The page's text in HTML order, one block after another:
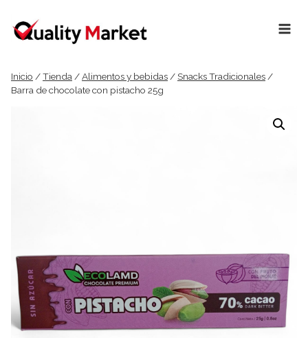
contenido
Inicio /Tienda /Alimentos y bebidas / Snacks Tradicionales /
Barra de chocolate con pistacho 25g